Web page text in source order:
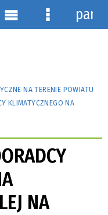
NA TERENIE POWIATU
KLIMATYCZNEGO NA
NA
Menu Menu
panel